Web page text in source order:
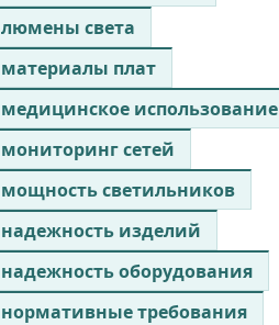
люмены света
материалы плат
медицинское использование
мониторинг сетей
мощность светильников
надежность изделий
надежность оборудования
нормативные требования